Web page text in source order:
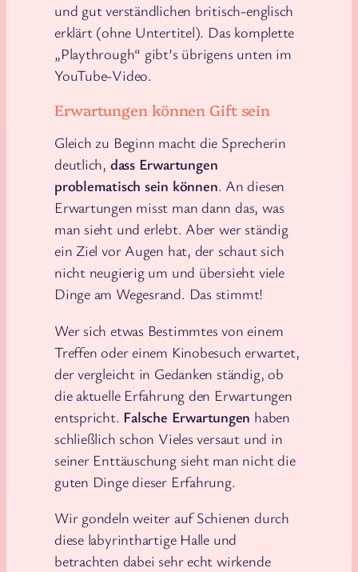
und gut verständlichen britisch-englisch
erklärt (ohne Untertitel). Das komplette
„Playthrough“ gibt’s übrigens unten im
YouTube-Video.
Erwartungen können Gift sein
Gleich zu Beginn macht die Sprecherin
deutlich, dass Erwartungen
problematisch sein können. An diesen
Erwartungen misst man dann das, was
man sieht und erlebt. Aber wer ständig
ein Ziel vor Augen hat, der schaut sich
nicht neugierig um und übersieht viele
Dinge am Wegesrand. Das stimmt!
Wer sich etwas Bestimmtes von einem
Treffen oder einem Kinobesuch erwartet,
der vergleicht in Gedanken ständig, ob
die aktuelle Erfahrung den Erwartungen
entspricht. Falsche Erwartungen haben
schließlich schon Vieles versaut und in
seiner Enttäuschung sieht man nicht die
guten Dinge dieser Erfahrung.
Wir gondeln weiter auf Schienen durch
diese labyrinthartige Halle und
betrachten dabei sehr echt wirkende